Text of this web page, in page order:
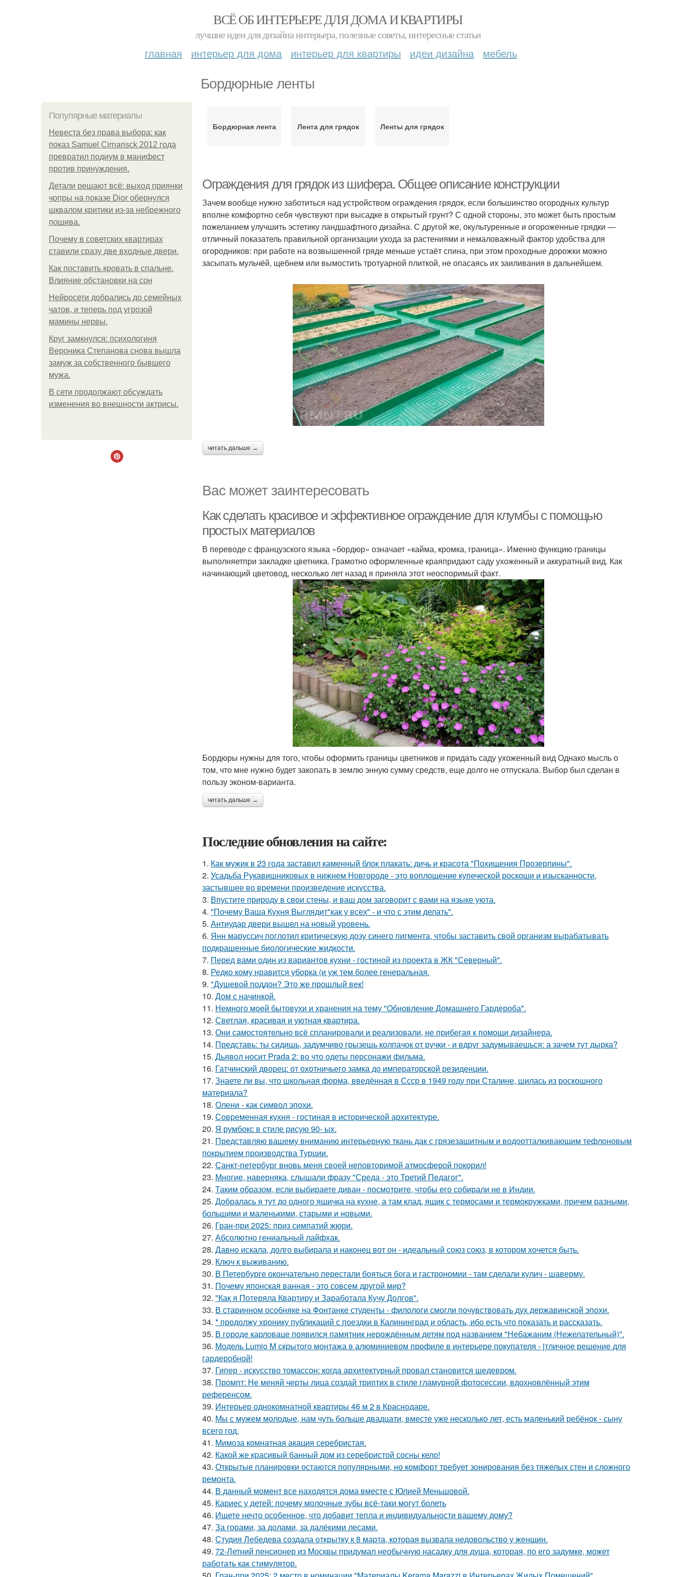
ВСЁ ОБ ИНТЕРЬЕРЕ ДЛЯ ДОМА И КВАРТИРЫ
лучшие идеи для дизайна интерьера, полезные советы, интересные статьи
главная интерьер для дома интерьер для квартиры идеи дизайна мебель
Бордюрные ленты
Популярные материалы
Невеста без права выбора: как
показ Samuel Cirnansck 2012 года
превратил подиум в манифест
против принуждения.
Детали решают всё: выход приянки
чопры на показе Dior обернулся
шквалом критики из-за небрежного
пошива.
Почему в советских квартирах
ставили сразу две входные двери.
Как поставить кровать в спальне.
Влияние обстановки на сон
Нейросети добрались до семейных
чатов, и теперь под угрозой
мамины нервы.
Круг замкнулся: психологиня
Вероника Степанова снова вышла
замуж за собственного бывшего
мужа.
В сети продолжают обсуждать
изменения во внешности актрисы.
Бордюрная лента Лента для грядок Ленты для грядок
Ограждения для грядок из шифера. Общее описание конструкции
Зачем вообще нужно заботиться над устройством ограждения грядок, если большинство огородных культур
вполне комфортно себя чувствуют при высадке в открытый грунт? С одной стороны, это может быть простым
пожеланием улучшить эстетику ландшафтного дизайна. С другой же, окультуренные и огороженные грядки —
отличный показатель правильной организации ухода за растениями и немаловажный фактор удобства для
огородников: при работе на возвышенной гряде меньше устаёт спина, при этом проходные дорожки можно
засыпать мульчёй, щебнем или вымостить тротуарной плиткой, не опасаясь их заиливания в дальнейшем.
читать дальше →
Вас может заинтересовать
Как сделать красивое и эффективное ограждение для клумбы с помощью
простых материалов
В переводе с французского языка «бордюр» означает «кайма, кромка, граница». Именно функцию границы
выполняетпри закладке цветника. Грамотно оформленные краяпридают саду ухоженный и аккуратный вид. Как
начинающий цветовод, несколько лет назад я приняла этот неоспоримый факт.
Бордюры нужны для того, чтобы оформить границы цветников и придать саду ухоженный вид Однако мысль о
том, что мне нужно будет закопать в землю энную сумму средств, еще долго не отпускала. Выбор был сделан в
пользу эконом-варианта.
читать дальше →
Последние обновления на сайте:
1. Как мужик в 23 года заставил каменный блок плакать: дичь и красота "Похищения Прозерпины".
2. Усадьба Рукавишниковых в нижнем Новгороде - это воплощение купеческой роскоши и изысканности,
застывшее во времени произведение искусства.
3. Впустите природу в свои стены, и ваш дом заговорит с вами на языке уюта.
4. "Почему Ваша Кухня Выглядит"как у всех" - и что с этим делать".
5. Антиудар двери вышел на новый уровень.
6. Янн маруссич поглотил критическую дозу синего пигмента, чтобы заставить свой организм вырабатывать
подкрашенные биологические жидкости.
7. Перед вами один из вариантов кухни - гостиной из проекта в ЖК "Северный".
8. Редко кому нравится уборка (и уж тем более генеральная.
9. "Душевой поддон? Это же прошлый век!
10. Дом с начинкой.
11. Немного моей бытовухи и хранения на тему "Обновление Домашнего Гардероба".
12. Светлая, красивая и уютная квартира.
13. Они самостоятельно всё спланировали и реализовали, не прибегая к помощи дизайнера.
14. Представь: ты сидишь, задумчиво грызешь колпачок от ручки - и вдруг задумываешься: а зачем тут дырка?
15. Дьявол носит Prada 2: во что одеты персонажи фильма.
16. Гатчинский дворец: от охотничьего замка до императорской резиденции.
17. Знаете ли вы, что школьная форма, введённая в Ссср в 1949 году при Сталине, шилась из роскошного
материала?
18. Олени - как символ эпохи.
19. Современная кухня - гостиная в исторической архитектуре.
20. Я румбокс в стиле рисую 90- ых.
21. Представляю вашему вниманию интерьерную ткань дак с грязезашитным и водоотталкивающим тефлоновым
покрытием производства Турции.
22. Санкт-петербург вновь меня своей неповторимой атмосферой покорил!
23. Многие, наверняка, слышали фразу "Среда - это Третий Педагог".
24. Таким образом, если выбираете диван - посмотрите, чтобы его собирали не в Индии.
25. Добралась я тут до одного ящичка на кухне, а там клад, ящик с термосами и термокружками, причем разными,
большими и маленькими, старыми и новыми.
26. Гран-при 2025: приз симпатий жюри.
27. Абсолютно гениальный лайфхак.
28. Давно искала, долго выбирала и наконец вот он - идеальный союз союз, в котором хочется быть.
29. Ключ к выживанию.
30. В Петербурге окончательно перестали бояться бога и гастрономии - там сделали кулич - шаверму.
31. Почему японская ванная - это совсем другой мир?
32. "Как я Потеряла Квартиру и Заработала Кучу Долгов".
33. В старинном особняке на Фонтанке студенты - филологи смогли почувствовать дух державинской эпохи.
34. * продолжу хронику публикаций с поездки в Калининград и область, ибо есть что показать и рассказать.
35. В городе карловаце появился памятник нерождённым детям под названием "Небажаним (Нежелательный)".
36. Модель Lumio M скрытого монтажа в алюминиевом профиле в интерьере покупателя - jтличное решение для
гардеробной!
37. Гипер - искусство томассон: когда архитектурный провал становится шедевром.
38. Промпт: Не меняй черты лица создай триптих в стиле гламурной фотосессии, вдохновлённый этим
референсом.
39. Интерьер однокомнатной квартиры 46 м 2 в Краснодаре.
40. Мы с мужем молодые, нам чуть больше двадцати, вместе уже несколько лет, есть маленький ребёнок - сыну
всего год.
41. Мимоза комнатная акация серебристая.
42. Какой же красивый банный дом из серебристой сосны кело!
43. Открытые планировки остаются популярными, но комфорт требует зонирования без тяжелых стен и сложного
ремонта.
44. В данный момент все находятся дома вместе с Юлией Меньшовой.
45. Кариес у детей: почему молочные зубы всё-таки могут болеть
46. Ищете нечто особенное, что добавит тепла и индивидуальности вашему дому?
47. За горами, за долами, за далёкими лесами.
48. Студия Лебедева создала открытку к 8 марта, которая вызвала недовольство у женщин.
49. 72-Летний пенсионер из Москвы придумал необычную насадку для душа, которая, по его задумке, может
работать как стимулятор.